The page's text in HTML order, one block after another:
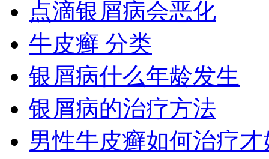
点滴银屑病会恶化
牛皮癣 分类
银屑病什么年龄发生
银屑病的治疗方法
男性牛皮癣如何治疗才